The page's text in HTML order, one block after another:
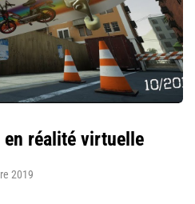
en réalité virtuelle
2019